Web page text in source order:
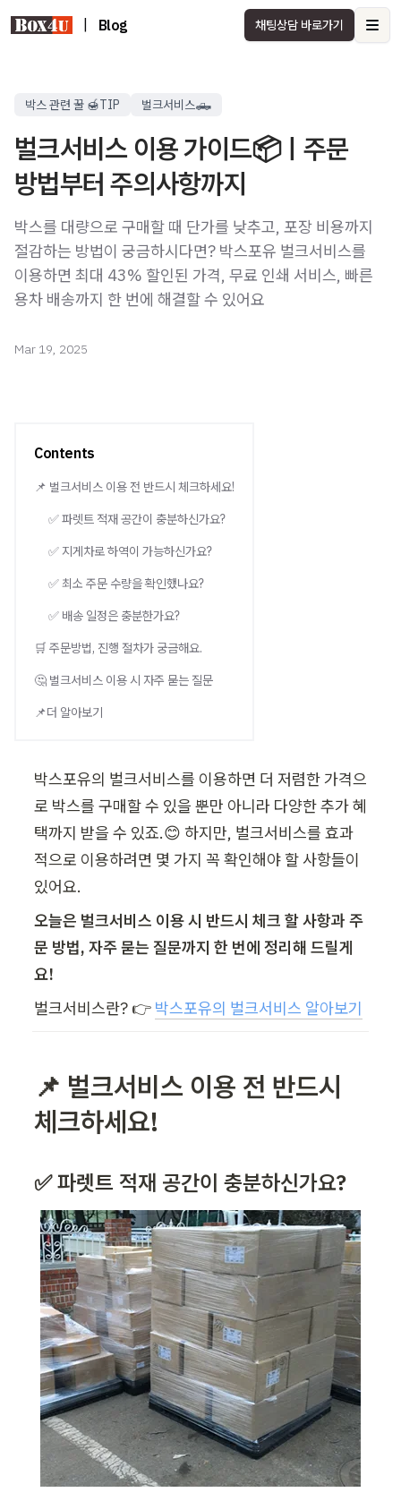
Blog 채팅상담 바로가기
박스 관련 꿀 🍯TIP 벌크서비스🛻
벌크서비스 이용 가이드📦ㅣ주문
방법부터 주의사항까지
박스를 대량으로 구매할 때 단가를 낮추고, 포장 비용까지
절감하는 방법이 궁금하시다면? 박스포유 벌크서비스를
이용하면 최대 43% 할인된 가격, 무료 인쇄 서비스, 빠른
용차 배송까지 한 번에 해결할 수 있어요
Mar 19, 2025
Contents
📌 벌크서비스 이용 전 반드시 체크하세요!
✅ 파렛트 적재 공간이 충분하신가요?
✅ 지게차로 하역이 가능하신가요?
✅ 최소 주문 수량을 확인했나요?
✅ 배송 일정은 충분한가요?
🛒 주문방법, 진행 절차가 궁금해요.
🤔 벌크서비스 이용 시 자주 묻는 질문
📌더 알아보기
박스포유의 벌크서비스를 이용하면 더 저렴한 가격으
로 박스를 구매할 수 있을 뿐만 아니라 다양한 추가 혜
택까지 받을 수 있죠.😊 하지만, 벌크서비스를 효과
적으로 이용하려면 몇 가지 꼭 확인해야 할 사항들이
있어요.
오늘은 벌크서비스 이용 시 반드시 체크 할 사항과 주
문 방법, 자주 묻는 질문까지 한 번에 정리해 드릴게
요!
벌크서비스란? 👉 박스포유의 벌크서비스 알아보기
📌 벌크서비스 이용 전 반드시
체크하세요!
✅ 파렛트 적재 공간이 충분하신가요?